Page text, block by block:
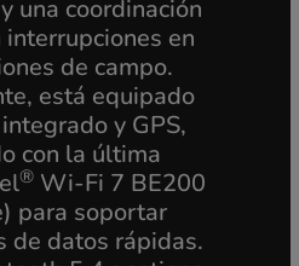
una coordinación
en
de campo.
está equipado
y GPS,
con la última
®Wi-Fi 7 BE200
para soportar
de datos rápidas.